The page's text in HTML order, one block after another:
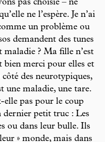
pas choisie – ne
ne l’espère. Je n’ai
un problème ou
demandent des tunes
? Ma fille n’est
bien merci pour elles et
des neurotypiques,
une maladie, une tare.
elle pas pour le coup
dernier petit truc : Les
ou dans leur bulle. Ils
» monde, mais dans